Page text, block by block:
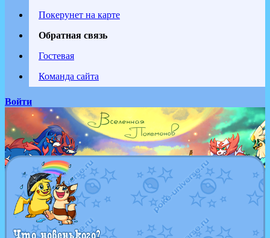
Покерунет на карте
Обратная связь
Гостевая
Команда сайта
Войти